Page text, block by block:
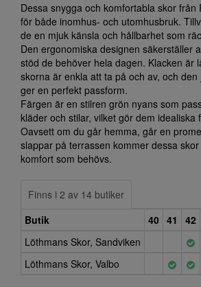
Dessa snygga och komfortabla skor från
för både inomhus- och utomhusbruk.
de en mjuk känsla och hållbarhet som
Den ergonomiska designen säkerställer
stöd de behöver hela dagen. Klacken är
skorna är enkla att ta på och av, och
ger en perfekt passform.
Färgen är en stilren grön nyans som
kläder och stilar, vilket gör dem idealiska
Oavsett om du går hemma, går en
slappar på terrassen kommer dessa
komfort som behövs.
Finns i 2 av 14 butiker
Butik
40 41 42
Löthmans Skor, Sandviken
Löthmans Skor, Valbo